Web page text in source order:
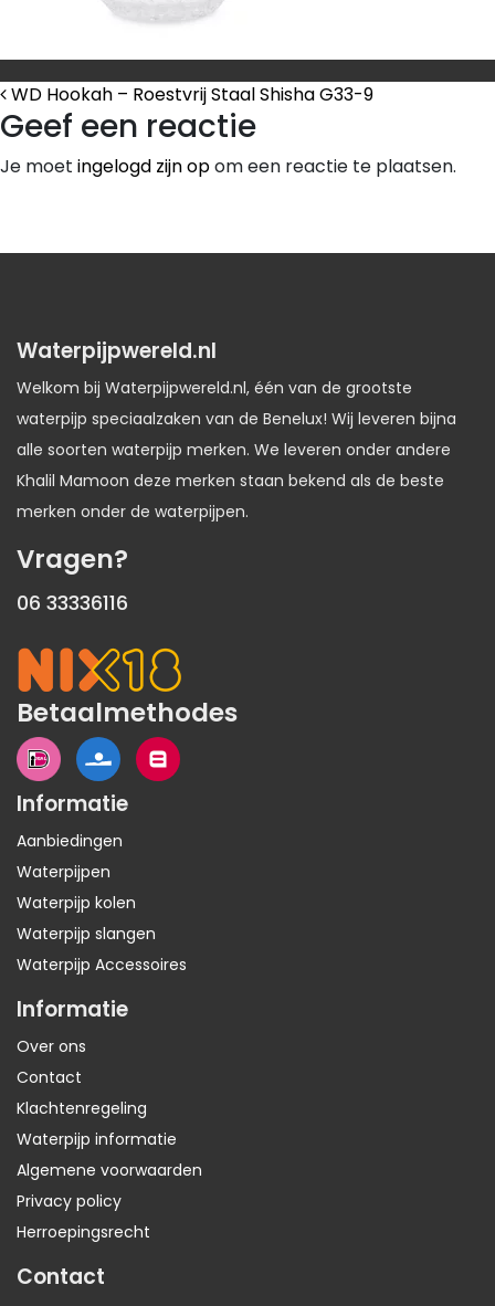
Bericht Navigatie
WD Hookah – Roestvrij Staal Shisha G33-9
Geef een reactie
Je moet ingelogd zijn opom een reactie te plaatsen.
Waterpijpwereld.nl
Welkom bij Waterpijpwereld.nl, één van de grootste
waterpijp speciaalzaken van de Benelux! Wij leveren bijna
alle soorten waterpijp merken. We leveren onder andere
Khalil Mamoon deze merken staan bekend als de beste
merken onder de waterpijpen.
Vragen?
06 33336116
Betaalmethodes
Informatie
Aanbiedingen
Waterpijpen
Waterpijp kolen
Waterpijp slangen
Waterpijp Accessoires
Informatie
Over ons
Contact
Klachtenregeling
Waterpijp informatie
Algemene voorwaarden
Privacy policy
Herroepingsrecht
Contact